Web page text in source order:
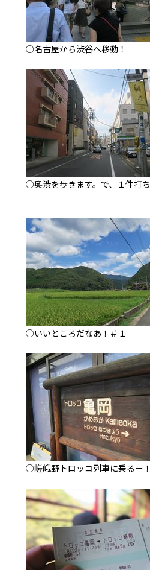
○名古屋から渋谷へ移動！
○奥渋を歩きます。で、１件打
○いいところだなあ！＃１
○嵯峨野トロッコ列車に乗るー